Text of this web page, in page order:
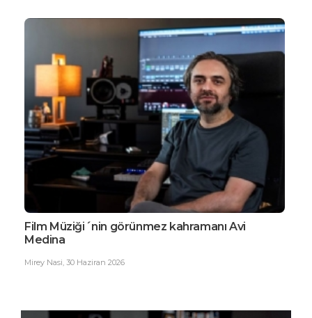
Film Müziği´nin görünmez kahramanı Avi
Medina
Mirey Nasi, 30 Haziran 2026